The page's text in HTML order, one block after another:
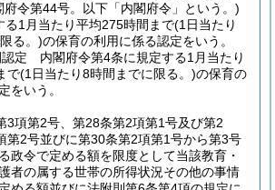
令第44号。以下「内閣府令」という。)
る1月当たり平均275時間まで(1日当たり
る。)の保育の利用に係る認定をいう。
定 内閣府令第4条に規定する1月当たり
で(1日当たり8時間までに限る。)の保育の
をいう。
3項第2号、第28条第2項第1号及び第2
第2号並びに第30条第2項第1号から第3号
政令で定める額を限度として当該教育・
者の属する世帯の所得状況その他の事情